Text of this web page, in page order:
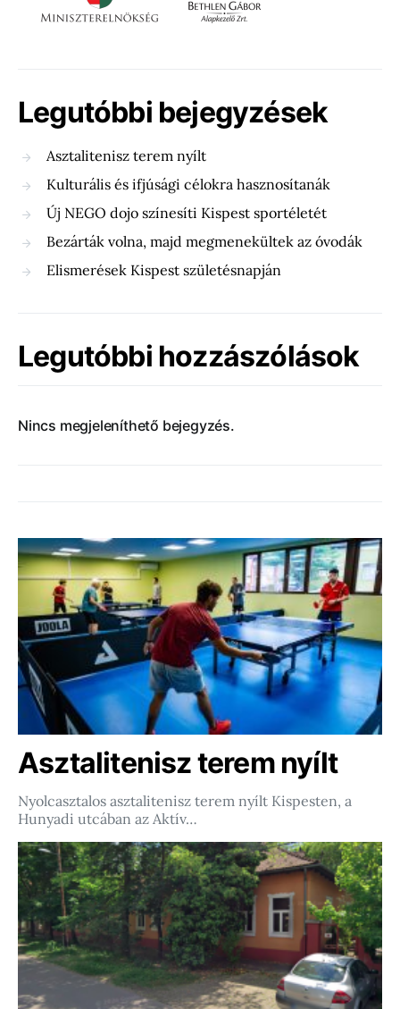
Legutóbbi bejegyzések
Asztalitenisz terem nyílt
Kulturális és ifjúsági célokra hasznosítanák
Új NEGO dojo színesíti Kispest sportéletét
Bezárták volna, majd megmenekültek az óvodák
Elismerések Kispest születésnapján
Legutóbbi hozzászólások
Nincs megjeleníthető bejegyzés.
Asztalitenisz terem nyílt
Nyolcasztalos asztalitenisz terem nyílt Kispesten, a
Hunyadi utcában az Aktív…